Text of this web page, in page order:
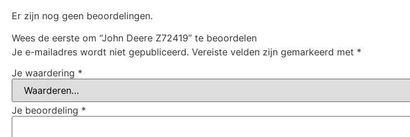
Er zijn nog geen beoordelingen.
Wees de eerste om “John Deere Z72419” te beoordelen
Je e-mailadres wordt niet gepubliceerd. Vereiste velden zijn gemarkeerd met *
Je waardering *
Je beoordeling *